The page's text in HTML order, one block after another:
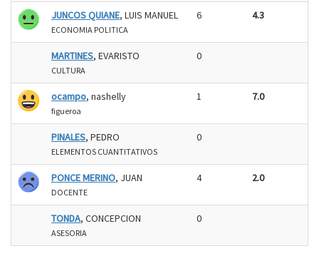
JUNCOS QUIANE, LUIS MANUEL
ECONOMIA POLITICA
6 4.3
MARTINES, EVARISTO
CULTURA
0
ocampo, nashelly
figueroa
1 7.0
PINALES, PEDRO
ELEMENTOS CUANTITATIVOS
0
PONCE MERINO, JUAN
DOCENTE
4 2.0
TONDA, CONCEPCION
ASESORIA
0